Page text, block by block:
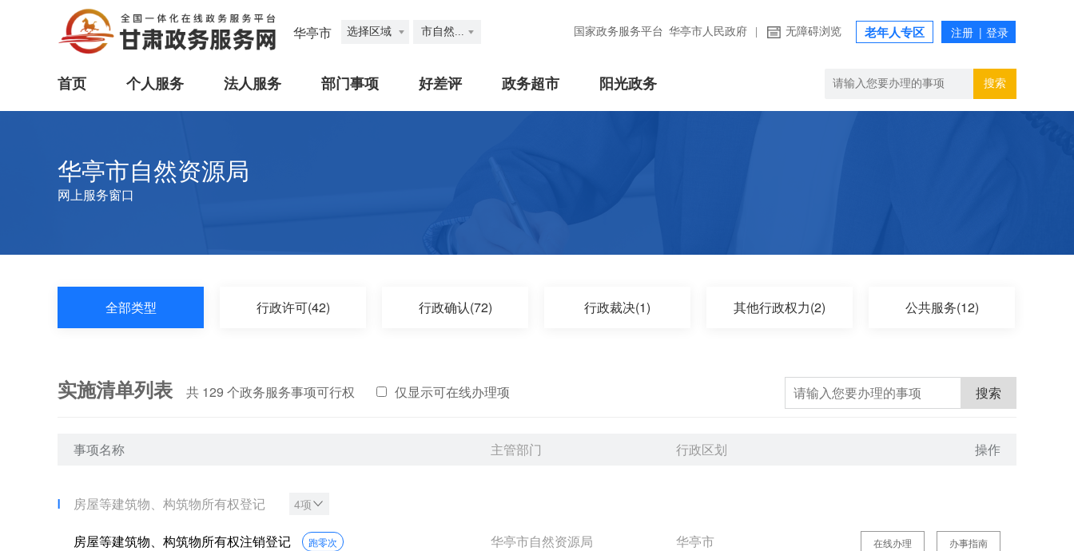
华亭市 选择区域 市自然... 国家政务服务平台 华亭市人民政府 无障碍浏览 老年人专区
首页 个人服务 法人服务 部门事项 好差评 政务超市 阳光政务 搜索
华亭市自然资源局
网上服务窗口
全部类型 行政许可(42) 行政确认(72) 行政裁决(1) 其他行政权力(2) 公共服务(12)
实施清单列表 共 129 个政务服务事项可行权 仅显示可在线办理项 搜索
事项名称 主管部门 行政区划 操作
房屋等建筑物、构筑物所有权登记 4项
房屋等建筑物、构筑物所有权注销登记 跑零次 华亭市自然资源局 华亭市 办事指南
在线办理